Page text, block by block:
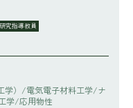
研究指導教員
学）/電気電子材料工学/ナ
学/応用物性